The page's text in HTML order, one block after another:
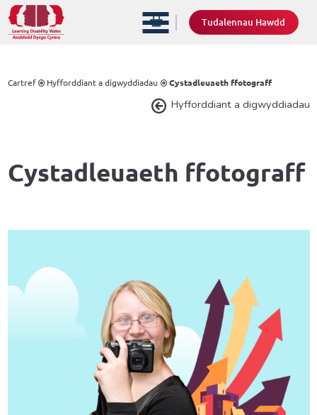
Tudalennau Hawdd
Cartref Hyfforddiant a digwyddiadau Cystadleuaeth ffotograff
Hyfforddiant a digwyddiadau
Cystadleuaeth ffotograff